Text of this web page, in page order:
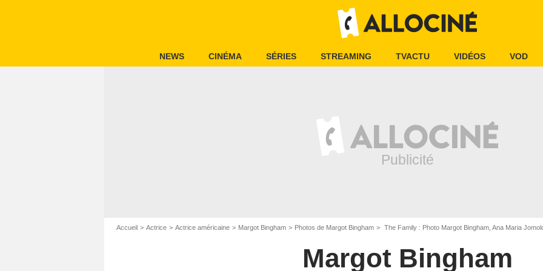
NEWS CINÉMA SÉRIES STREAMING TVACTU VIDÉOS VOD
Accueil Actrice Actrice américaine Margot Bingham Photos de Margot Bingham The Family : Photo Margot Bingham, Ana Maria
Margot Bingham